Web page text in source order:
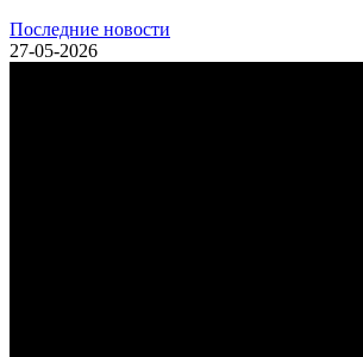
Последние новости
27-05-2026